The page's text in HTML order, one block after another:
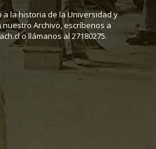
a la historia de la Universidad y
Archivo, escríbenos a
o llámanos al 27180275.